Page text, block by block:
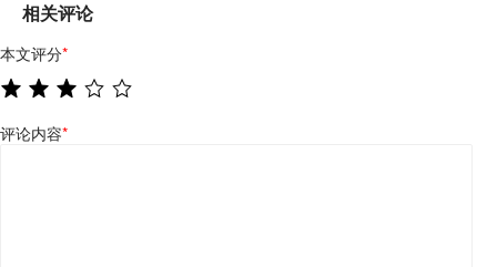
相关评论
本文评分*
评论内容*